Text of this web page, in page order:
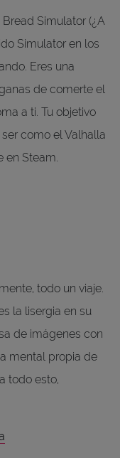
Simulator (¿A
Simulator en los
Eres una
de comerte el
a ti. Tu objetivo
como el Valhalla
en Steam.
todo un viaje.
la lisergia en su
de imágenes con
mental propia de
todo esto,